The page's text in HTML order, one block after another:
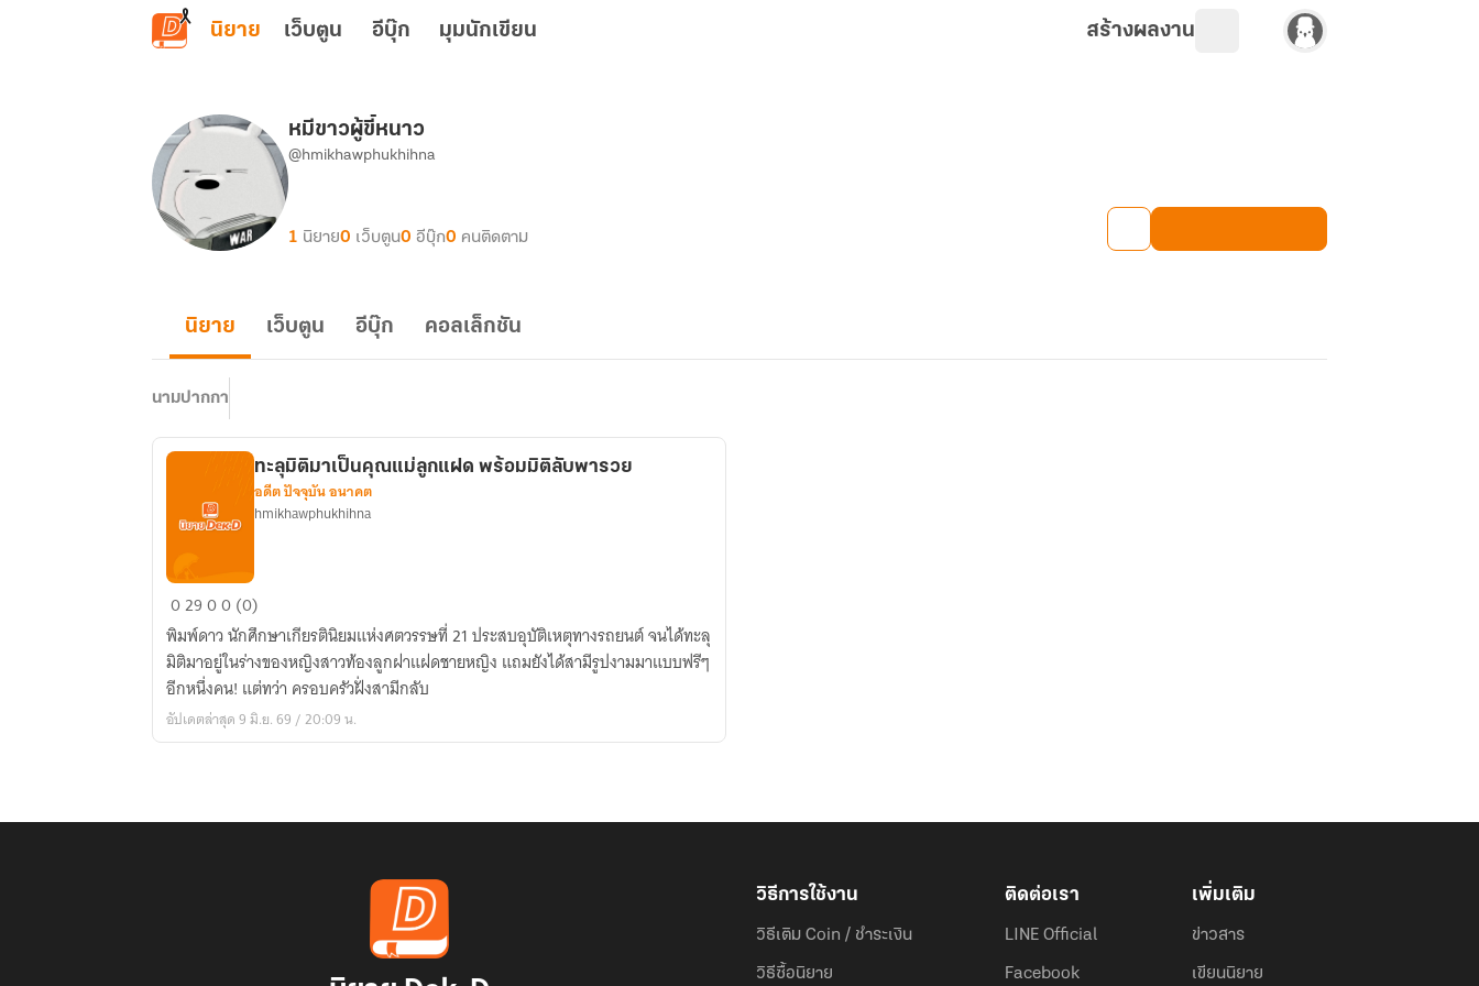
ข้ามไปยังเนื้อหาหลัก
นิยาย เว็บตูน อีบุ๊ก มุมนักเขียน สร้างผลงาน
หมีขาวผู้ขี้หนาว
@hmikhawphukhihna
1 นิยาย0 เว็บตูน0 อีบุ๊ก0 คนติดตาม
นิยาย เว็บตูน อีบุ๊ก คอลเล็กชัน
นามปากกา
ทะลุ
มิติ
มา
เป็น
คุณ
แม่
ทะลุมิติมาเป็นคุณแม่ลูกแฝด พร้อมมิติลับพารวย
อดีต ปัจจุบัน อนาคต
hmikhawphukhihna
02900 (0)
พิมพ์ดาว นักศึกษาเกียรตินิยมแห่งศตวรรษที่ 21 ประสบอุบัติเหตุทางรถยนต์ จนได้ทะลุ
มิติมาอยู่ในร่างของหญิงสาวท้องลูกฝาแฝดชายหญิง แถมยังได้สามีรูปงามมาแบบฟรีๆ
อีกหนึ่งคน! แต่ทว่า ครอบครัวฝั่งสามีกลับ
อัปเดตล่าสุด 9 มิ.ย. 69 / 20:09 น.
วิธีการใช้งาน
วิธีเติม Coin / ชำระเงิน
วิธีซื้อนิยาย
ติดต่อเรา
LINE Official
Facebook
เพิ่มเติม
ข่าวสาร
เขียนนิยาย